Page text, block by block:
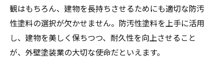
観はもちろん、建物を長持ちさせるためにも適切な防汚
性塗料の選択が欠かせません。防汚性塗料を上手に活用
し、建物を美しく保ちつつ、耐久性を向上させること
が、外壁塗装業の大切な使命だといえます。